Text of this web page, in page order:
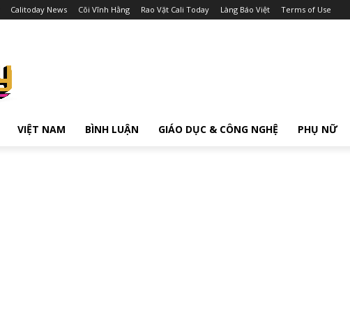
Calitoday News Cõi Vĩnh Hằng Rao Vặt Cali Today Làng Báo Việt Terms of Use
VIỆT NAM BÌNH LUẬN GIÁO DỤC & CÔNG NGHỆ PHỤ NỮ